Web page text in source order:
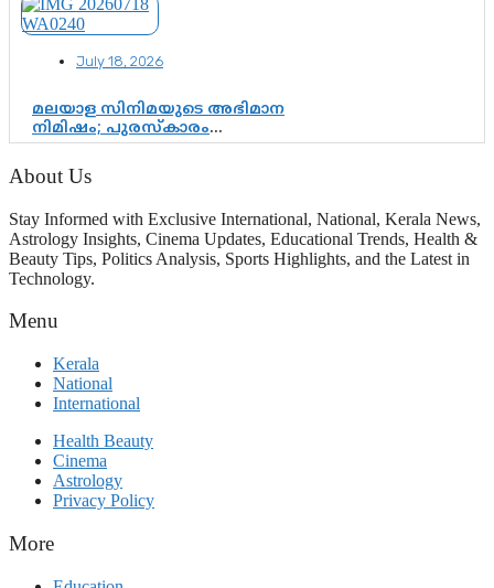
ഇരട്ടത്താപ്പെന്ന് ചർച്ച
July 18, 2026
മലയാള സിനിമയുടെ അഭിമാന
നിമിഷം; പുരസ്‌കാരം
ആഘോഷമാകട്ടെ, മികവ് ശീലമാകട്ടെ
About Us
Stay Informed with Exclusive International, National, Kerala News,
Astrology Insights, Cinema Updates, Educational Trends, Health &
Beauty Tips, Politics Analysis, Sports Highlights, and the Latest in
Technology.
Menu
Kerala
National
International
Health Beauty
Cinema
Astrology
Privacy Policy
More